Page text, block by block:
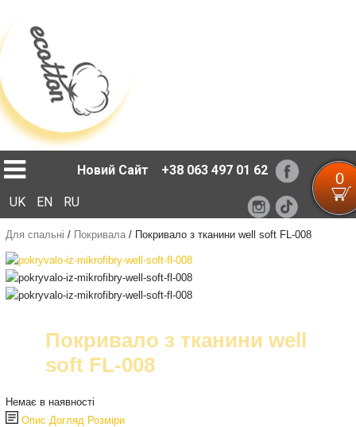
Новий Сайт +38 063 497 01 62 0
UK EN RU
Для спальні / Покривала/ Покривало з тканини well soft FL-008
Покривало з тканини well
soft FL-008
Немає в наявності
Опис Догляд Розміри